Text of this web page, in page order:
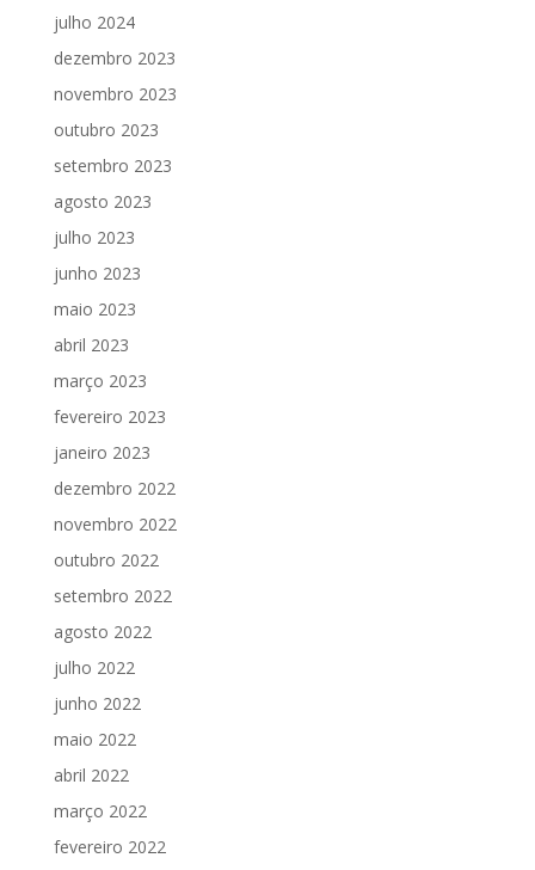
julho 2024
dezembro 2023
novembro 2023
outubro 2023
setembro 2023
agosto 2023
julho 2023
junho 2023
maio 2023
abril 2023
março 2023
fevereiro 2023
janeiro 2023
dezembro 2022
novembro 2022
outubro 2022
setembro 2022
agosto 2022
julho 2022
junho 2022
maio 2022
abril 2022
março 2022
fevereiro 2022